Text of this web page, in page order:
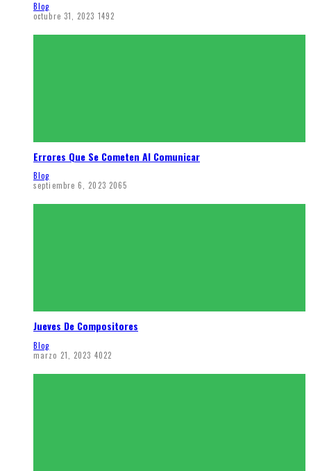
Blog
octubre 31, 2023 1492
Errores Que Se Cometen Al Comunicar
Blog
septiembre 6, 2023 2065
Jueves De Compositores
Blog
marzo 21, 2023 4022